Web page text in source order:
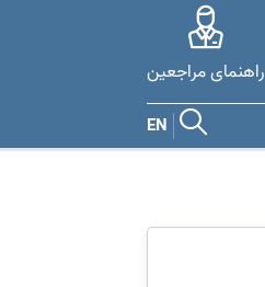
راهنمای مراجعین
EN